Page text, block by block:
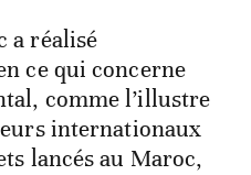
a réalisé
ce qui concerne
comme l’illustre
internationaux
lancés au Maroc,